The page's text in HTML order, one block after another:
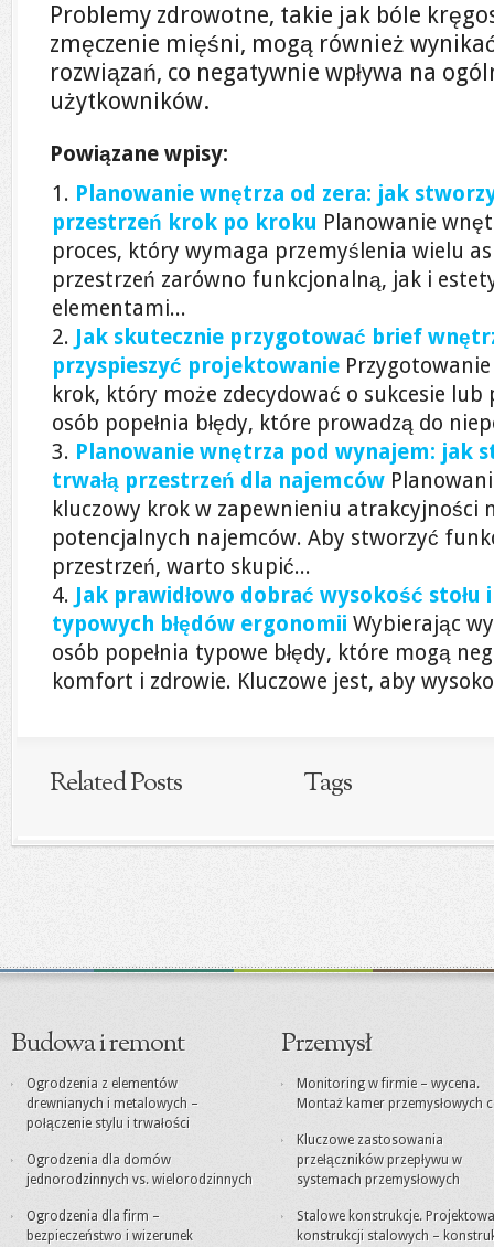
Problemy zdrowotne, takie jak bóle
zmęczenie mięśni, mogą również
rozwiązań, co negatywnie wpływa na
użytkowników.
Powiązane wpisy:
Planowanie wnętrza od zera: jak
przestrzeń krok po kroku Planowanie
proces, który wymaga przemyślenia wielu
przestrzeń zarówno funkcjonalną, jak i
elementami...
Jak skutecznie przygotować brief
przyspieszyć projektowanie
krok, który może zdecydować o sukcesie
osób popełnia błędy, które prowadzą do
Planowanie wnętrza pod wynajem: jak
trwałą przestrzeń dla najemców
kluczowy krok w zapewnieniu atrakcyjności
potencjalnych najemców. Aby stworzyć
przestrzeń, warto skupić...
Jak prawidłowo dobrać wysokość stołu
typowych błędów ergonomii Wybierając
osób popełnia typowe błędy, które mogą
komfort i zdrowie. Kluczowe jest, aby
Related Posts Tags
Budowa i remont
Ogrodzenia z elementów
drewnianych i metalowych –
połączenie stylu i trwałości
Ogrodzenia dla domów
jednorodzinnych vs. wielorodzinnych
Ogrodzenia dla firm –
bezpieczeństwo i wizerunek
Przemysł
Monitoring w firmie – wycena.
Montaż kamer przemysłowych
Kluczowe zastosowania
przełączników przepływu w
systemach przemysłowych
Stalowe konstrukcje.
konstrukcji stalowych –